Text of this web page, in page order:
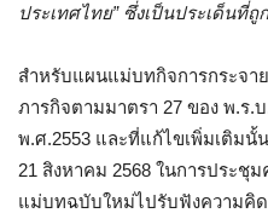
ประเทศไทย” ซึ่งเป็นประเด็นที่
สำหรับแผนแม่บทกิจการกระจา
ภารกิจตามมาตรา 27 ของ พ.ร.
พ.ศ.2553 และที่แก้ไขเพิ่มเติม
21 สิงหาคม 2568 ในการประชุ
แม่บทฉบับใหม่ไปรับฟังความคิ